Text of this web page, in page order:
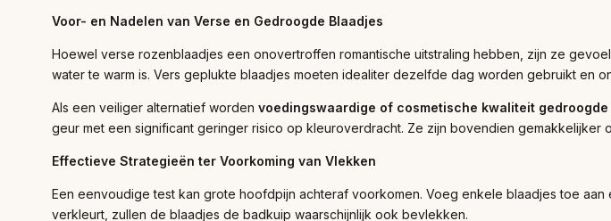
Voor- en Nadelen van Verse en Gedroogde Blaadjes
Hoewel verse rozenblaadjes een onovertroffen romantische uitstraling hebben, zijn ze
water te warm is. Vers geplukte blaadjes moeten idealiter dezelfde dag worden gebruikt en
Als een veiliger alternatief worden voedingswaardige of cosmetische kwaliteit
geur met een significant geringer risico op kleuroverdracht. Ze zijn bovendien gemakkelijker
Effectieve Strategieën ter Voorkoming van Vlekken
Een eenvoudige test kan grote hoofdpijn achteraf voorkomen. Voeg enkele blaadjes toe
verkleurt, zullen de blaadjes de badkuip waarschijnlijk ook bevlekken.